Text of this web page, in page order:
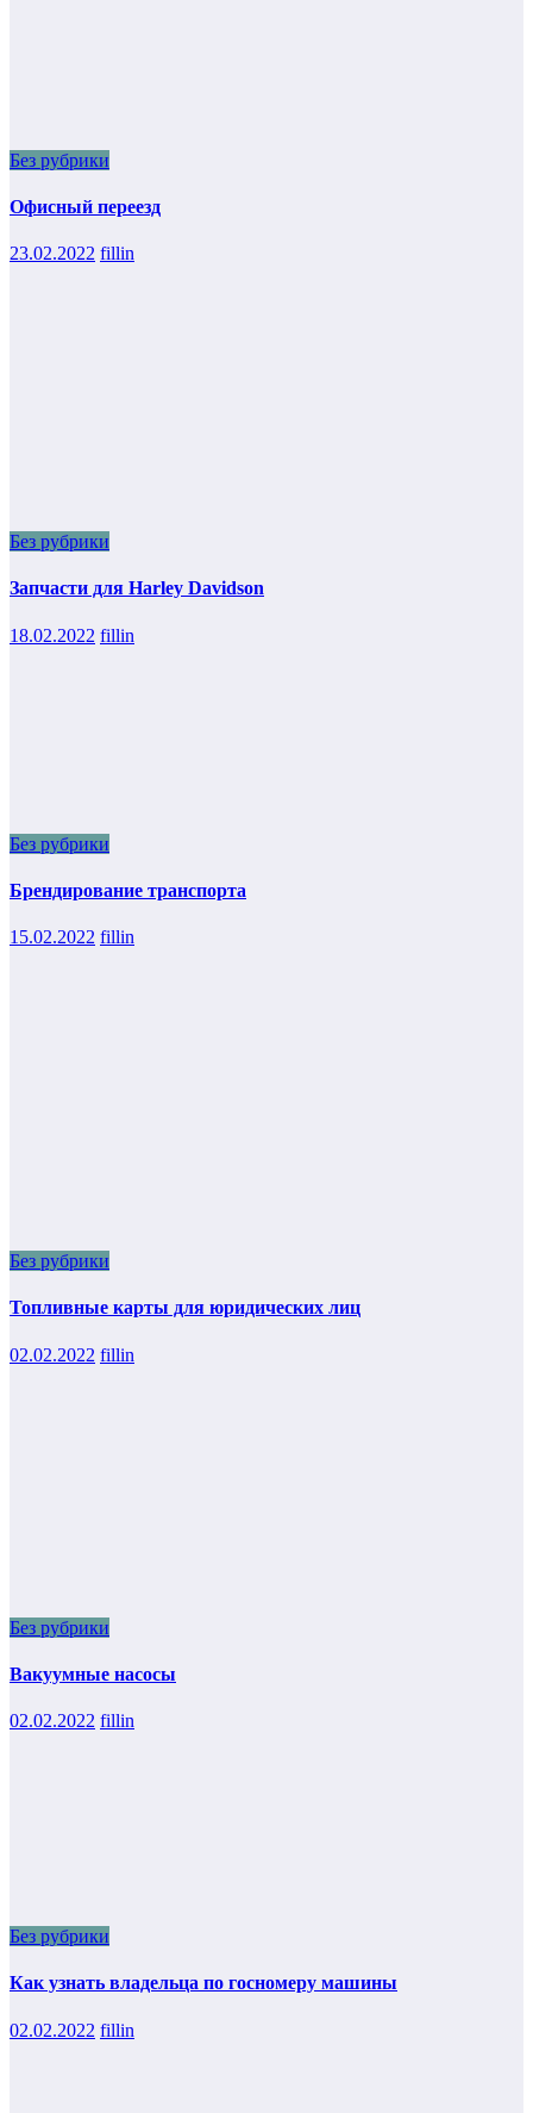
Без рубрики
Офисный переезд
23.02.2022 fillin
Без рубрики
Запчасти для Harley Davidson
18.02.2022 fillin
Без рубрики
Брендирование транспорта
15.02.2022 fillin
Без рубрики
Топливные карты для юридических лиц
02.02.2022 fillin
Без рубрики
Вакуумные насосы
02.02.2022 fillin
Без рубрики
Как узнать владельца по госномеру машины
02.02.2022 fillin